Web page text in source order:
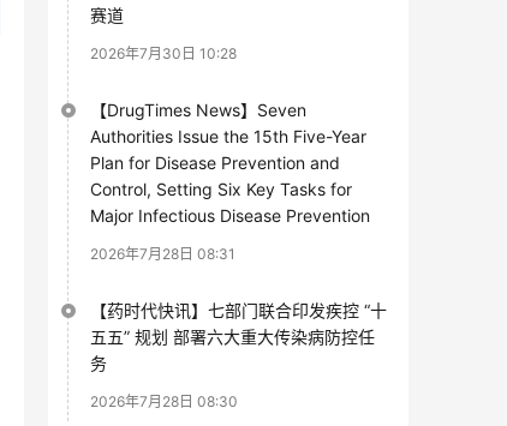
赛道
2026年7月30日 10:28
【DrugTimes News】Seven
Authorities Issue the 15th Five-Year
Plan for Disease Prevention and
Control, Setting Six Key Tasks for
Major Infectious Disease Prevention
2026年7月28日 08:31
【药时代快讯】七部门联合印发疾控 “十
五五” 规划 部署六大重大传染病防控任
务
2026年7月28日 08:30